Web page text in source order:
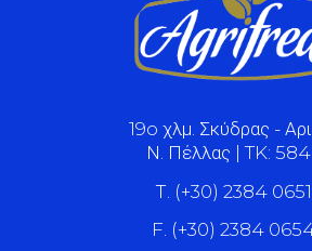
19o χλμ. Σκύδρας -
Ν. Πέλλας | TK:
Τ. (+30) 2384
F. (+30) 2384